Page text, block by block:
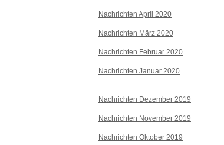
Nachrichten April 2020
Nachrichten März 2020
Nachrichten Februar 2020
Nachrichten Januar 2020
Nachrichten Dezember 2019
Nachrichten November 2019
Nachrichten Oktober 2019